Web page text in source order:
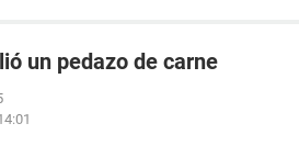
un pedazo de carne